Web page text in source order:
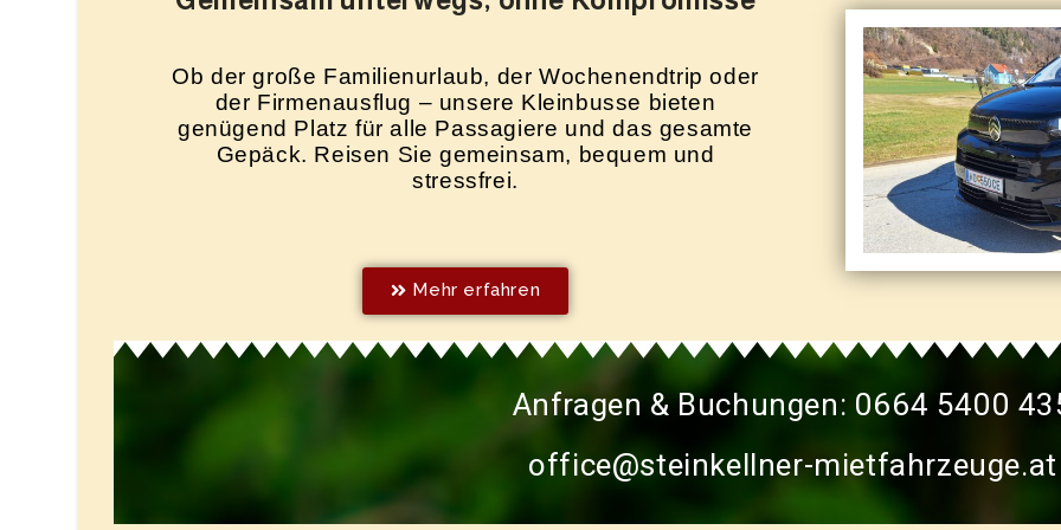
Ob der große Familienurlaub, der Wochenendtrip oder
der Firmenausflug – unsere Kleinbusse bieten
genügend Platz für alle Passagiere und das gesamte
Gepäck. Reisen Sie gemeinsam, bequem und
stressfrei.
Mehr erfahren
Anfragen & Buchungen: 0664 5400
office@steinkellner-mietfahrzeuge.at